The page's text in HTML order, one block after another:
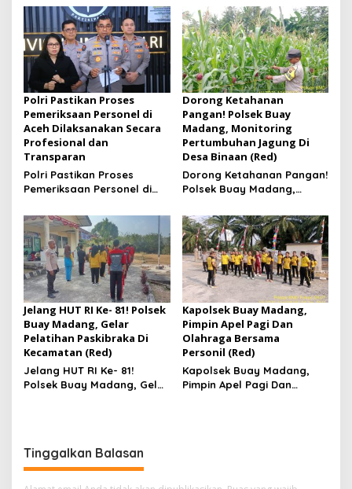
d
a
2
0
2
4
Gedung Bapenda
Bapenda DKI
Polri Pastikan Proses
Pemeriksaan Personel di
Aceh Dilaksanakan Secara
Profesional dan
Transparan
Polri Pastikan Proses
Pemeriksaan Personel di
Profesional dan
Transparan
Dorong Ketahanan
Pangan! Polsek Buay
Madang, Monitoring
Pertumbuhan Jagung Di
Desa Binaan (Red)
Dorong Ketahanan Pangan!
Polsek Buay Madang,
Jagung Di Desa Binaan
Jelang HUT RI Ke- 81! Polsek
Buay Madang, Gelar
Pelatihan Paskibraka Di
Kecamatan (Red)
Jelang HUT RI Ke- 81!
Polsek Buay Madang, Gelar
Kapolsek Buay Madang,
Pimpin Apel Pagi Dan
Olahraga Bersama
Personil (Red)
Kapolsek Buay Madang,
Pimpin Apel Pagi Dan
Tinggalkan Balasan